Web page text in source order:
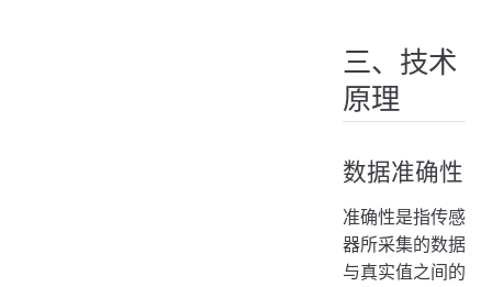
三、技术
原理
数据准确性
准确性是指传感
器所采集的数据
与真实值之间的